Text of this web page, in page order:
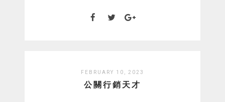
FEBRUARY 10, 2023
公關行銷天才